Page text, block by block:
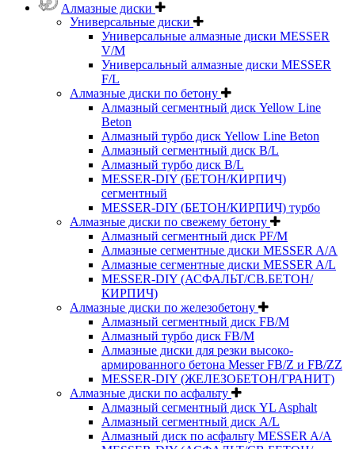
Алмазные диски
Универсальные диски
Универсальные алмазные диски MESSER
V/M
Универсальный алмазные диски MESSER
F/L
Алмазные диски по бетону
Алмазный сегментный диск Yellow Line
Beton
Алмазный турбо диск Yellow Line Beton
Алмазный сегментный диск B/L
Алмазный турбо диск B/L
MESSER-DIY (БЕТОН/КИРПИЧ)
сегментный
MESSER-DIY (БЕТОН/КИРПИЧ) турбо
Алмазные диски по свежему бетону
Алмазный сегментный диск PF/M
Алмазные сегментные диски MESSER A/A
Алмазные сегментные диски MESSER A/L
MESSER-DIY (АСФАЛЬТ/СВ.БЕТОН/
КИРПИЧ)
Алмазные диски по железобетону
Алмазный сегментный диск FB/M
Алмазный турбо диск FB/M
Алмазные диски для резки высоко-
армированного бетона Messer FB/Z и FB/ZZ
MESSER-DIY (ЖЕЛЕЗОБЕТОН/ГРАНИТ)
Алмазные диски по асфальту
Алмазный сегментный диск YL Asphalt
Алмазный сегментный диск A/L
Алмазный диск по асфальту MESSER A/A